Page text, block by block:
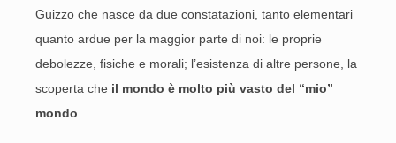
Guizzo che nasce da due constatazioni, tanto elementari
quanto ardue per la maggior parte di noi: le proprie
debolezze, fisiche e morali; l’esistenza di altre persone, la
scoperta che il mondo è molto più vasto del “mio”
mondo